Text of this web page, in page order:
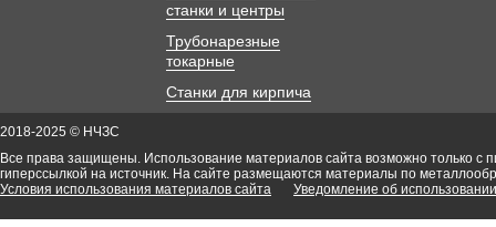
станки и центры
Трубонарезные
токарные
Станки для кирпича
2018-2025 © НЧЗС
Все права защищены. Использование материалов сайта возможно только с
гиперссылкой на источник. На сайте размещаются материалы по
Условия использования материалов сайта
Уведомление об